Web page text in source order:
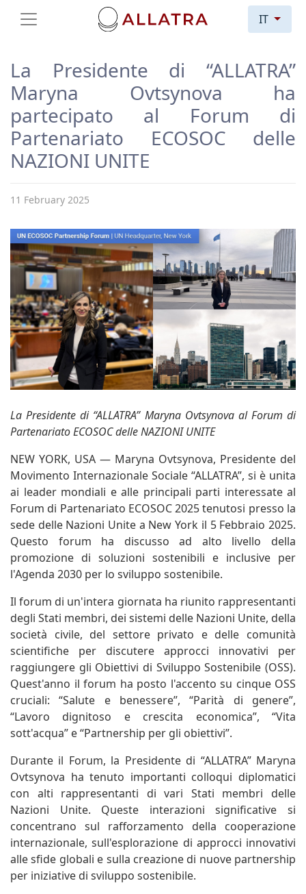
IT
La Presidente di “ALLATRA”
Maryna Ovtsynova ha
partecipato al Forum di
Partenariato ECOSOC delle
NAZIONI UNITE
11 February 2025
La Presidente di “ALLATRA” Maryna Ovtsynova al Forum di
Partenariato ECOSOC delle NAZIONI UNITE
NEW YORK, USA — Maryna Ovtsynova, Presidente del
Movimento Internazionale Sociale “ALLATRA”, si è unita
ai leader mondiali e alle principali parti interessate al
Forum di Partenariato ECOSOC 2025 tenutosi presso la
sede delle Nazioni Unite a New York il 5 Febbraio 2025.
Questo forum ha discusso ad alto livello della
promozione di soluzioni sostenibili e inclusive per
l'Agenda 2030 per lo sviluppo sostenibile.
Il forum di un'intera giornata ha riunito rappresentanti
degli Stati membri, dei sistemi delle Nazioni Unite, della
società civile, del settore privato e delle comunità
scientifiche per discutere approcci innovativi per
raggiungere gli Obiettivi di Sviluppo Sostenibile (OSS).
Quest'anno il forum ha posto l'accento su cinque OSS
cruciali: “Salute e benessere”, “Parità di genere”,
“Lavoro dignitoso e crescita economica”, “Vita
sott'acqua” e “Partnership per gli obiettivi”.
Durante il Forum, la Presidente di “ALLATRA” Maryna
Ovtsynova ha tenuto importanti colloqui diplomatici
con alti rappresentanti di vari Stati membri delle
Nazioni Unite. Queste interazioni significative si
concentrano sul rafforzamento della cooperazione
internazionale, sull'esplorazione di approcci innovativi
alle sfide globali e sulla creazione di nuove partnership
per iniziative di sviluppo sostenibile.